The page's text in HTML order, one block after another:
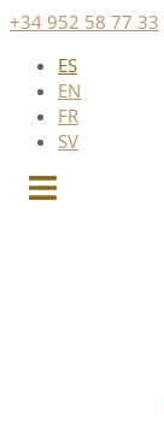
Saltar
contenido
+34 952 58 77 33
ES
EN
FR
SV